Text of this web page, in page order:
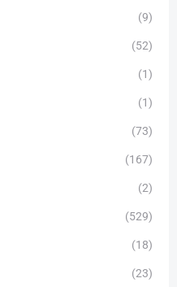
(9)
(52)
(1)
(1)
(73)
(167)
(2)
(529)
(18)
(23)